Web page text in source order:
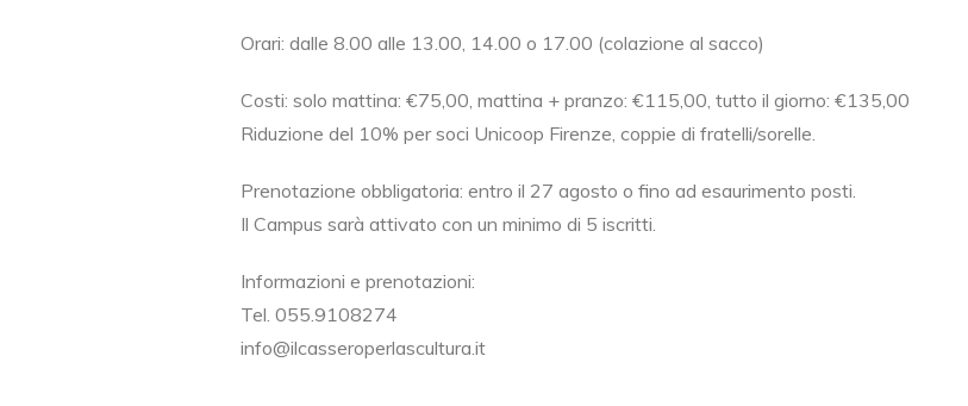
Orari: dalle 8.00 alle 13.00, 14.00 o 17.00 (colazione al sacco)
Costi: solo mattina: €75,00, mattina + pranzo: €115,00, tutto il giorno: €135,00
Riduzione del 10% per soci Unicoop Firenze, coppie di fratelli/sorelle.
Prenotazione obbligatoria: entro il 27 agosto o fino ad esaurimento posti.
Il Campus sarà attivato con un minimo di 5 iscritti.
Informazioni e prenotazioni:
Tel. 055.9108274
info@ilcasseroperlascultura.it